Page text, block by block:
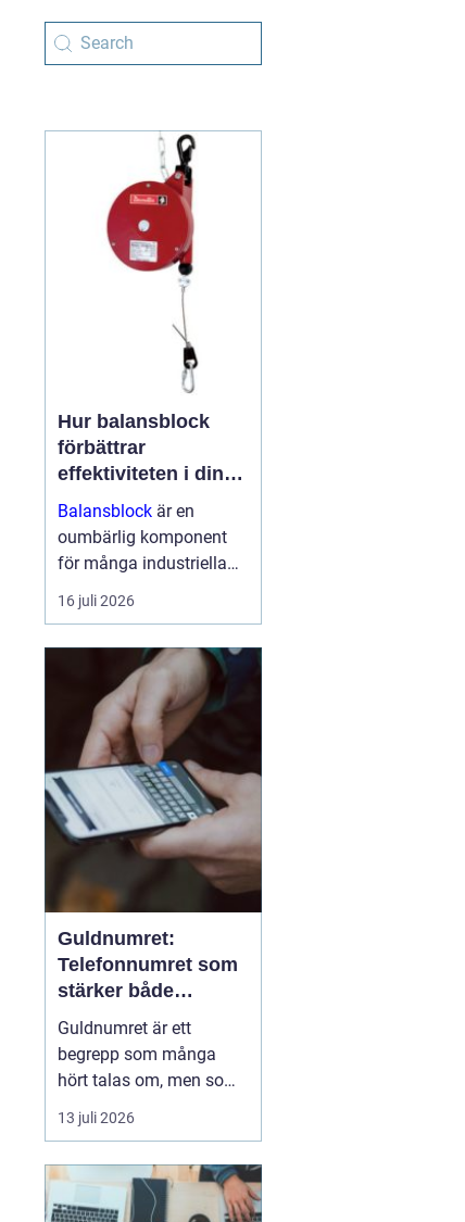
Hur balansblock
förbättrar
effektiviteten i din
arbetsmiljö
Balansblock är en
oumbärlig komponent
för många industriella
och hantverksrelaterade
miljöer. De hjälper till att
16 juli 2026
Guldnumret:
Telefonnumret som
stärker både
varumärke och
vardag
Guldnumret är ett
begrepp som många
hört talas om, men som
färre har funderat
igenom strategiskt. Med
och ofta symmetriskt
telefonnummer kan
13 juli 2026